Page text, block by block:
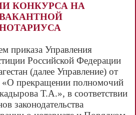
КОНКУРСА НА
приказа Управления
Российской Федерации
(далее Управление) от
прекращении полномочий
Т.А.», в соответствии
законодательства